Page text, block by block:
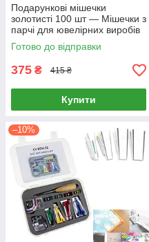
Подарункові мішечки
золотисті 100 шт — Мішечки з
парчі для ювелірних виробів
та сувенірів (9х12 см)
Готово до відправки
375 ₴ 415 ₴
Купити
–10%